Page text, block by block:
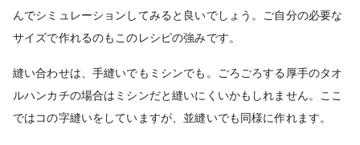
んでシミュレーションしてみると良いでしょう。ご自分の必要な
サイズで作れるのもこのレシピの強みです。
縫い合わせは、手縫いでもミシンでも。ごろごろする厚手のタオ
ルハンカチの場合はミシンだと縫いにくいかもしれません。ここ
ではコの字縫いをしていますが、並縫いでも同様に作れます。